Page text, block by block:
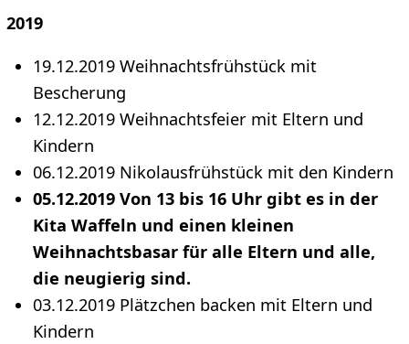
2019
19.12.2019 Weihnachtsfrühstück mit
Bescherung
12.12.2019 Weihnachtsfeier mit Eltern und
Kindern
06.12.2019 Nikolausfrühstück mit den Kindern
05.12.2019 Von 13 bis 16 Uhr gibt es in der
Kita Waffeln und einen kleinen
Weihnachtsbasar für alle Eltern und alle,
die neugierig sind.
03.12.2019 Plätzchen backen mit Eltern und
Kindern